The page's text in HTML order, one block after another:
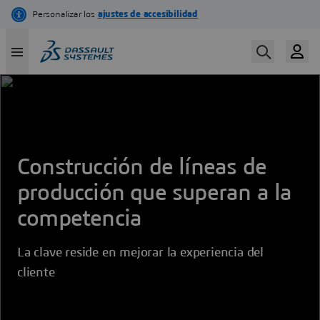
Skip
content
Construcción de líneas de
producción que superan a la
competencia
La clave reside en mejorar la experiencia del
cliente